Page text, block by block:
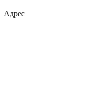
Адрес